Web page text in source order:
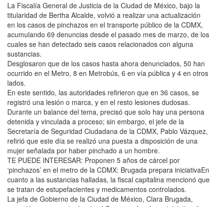
La Fiscalía General de Justicia de la Ciudad de México, bajo la
titularidad de Bertha Alcalde, volvió a realizar una actualización
en los casos de pinchazos en el transporte público de la CDMX,
acumulando 69 denuncias desde el pasado mes de marzo, de los
cuales se han detectado seis casos relacionados con alguna
sustancias.
Desglosaron que de los casos hasta ahora denunciados, 50 han
ocurrido en el Metro, 8 en Metrobús, 6 en vía pública y 4 en otros
lados.
En este sentido, las autoridades refirieron que en 36 casos, se
registró una lesión o marca, y en el resto lesiones dudosas.
Durante un balance del tema, precisó que solo hay una persona
detenida y vinculada a proceso; sin embargo, el jefe de la
Secretaría de Seguridad Ciudadana de la CDMX, Pablo Vázquez,
refirió que este día se realizó una puesta a disposición de una
mujer señalada por haber pinchado a un hombre.
TE PUEDE INTERESAR: Proponen 5 años de cárcel por
‘pinchazos’ en el metro de la CDMX: Brugada prepara iniciativaEn
cuanto a las sustancias halladas, la fiscal capitalina mencionó que
se tratan de estupefacientes y medicamentos controlados.
La jefa de Gobierno de la Ciudad de México, Clara Brugada,